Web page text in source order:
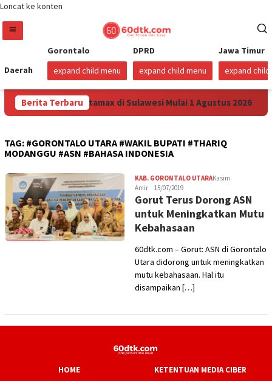
Loncat ke konten
Daerah
Gorontalo
expand child menu
DPRD
expand child menu
Jawa Timur
expand child
Berita Terbaru
Harga Pertamax di Sulawesi Mulai 1 Agustus 2026
TAG: #GORONTALO UTARA #WAKIL BUPATI #THARIQ
MODANGGU #ASN #BAHASA INDONESIA
KAB. GORONTALO UTARAKasim
Amir
15/07/2019
Gorut Terus Dorong ASN
untuk Meningkatkan Mutu
Kebahasaan
60dtk.com – Gorut: ASN di Gorontalo
Utara didorong untuk meningkatkan
mutu kebahasaan. Hal itu
disampaikan […]
HOME
KETENTUAN MEDIA CIBER